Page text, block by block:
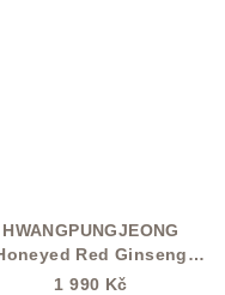
HWANGPUNGJEONG
Red Ginseng
červený ženšen
1 990 Kč